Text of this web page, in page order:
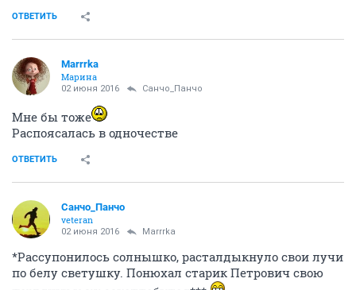
ОТВЕТИТЬ
Marrrka
Марина
02 июня 2016 Cанчо_Панчо
Мне бы тоже
Распоясалась в одночестве
ОТВЕТИТЬ
Cанчо_Панчо
veteran
02 июня 2016 Marrrka
*Рассупонилось солнышко, расталдыкнуло свои лучи
по белу светушку. Понюхал старик Петрович свою